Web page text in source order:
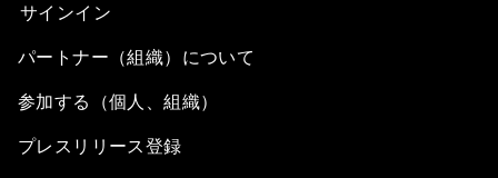
サインイン
パートナー（組織）について
参加する（個人、組織）
プレスリリース登録